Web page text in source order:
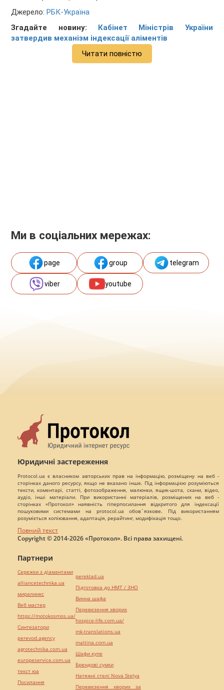
Джерело:РБК-Україна
Згадайте новину: Кабінет Міністрів України
затвердив механізм індексації аліментів
Читати повністю
Ми в соціальних мережах:
page group telegram
viber youtube
Юридичні застереження
Protocol.ua є власником авторських прав на інформацію, розміщену на веб -
сторінках даного ресурсу, якщо не вказано інше. Під інформацією розуміються
тексти, коментарі, статті, фотозображення, малюнки, ящик-шота, скани, відео,
аудіо, інші матеріали. При використанні матеріалів, розміщених на веб -
сторінках «Протокол» наявність гіперпосилання відкритого для індексації
пошуковими системами на protocol.ua обов`язкове. Під використанням
розуміється копіювання, адаптація, рерайтинг, модифікація тощо.
Повний текст
Copyright © 2014-2026 «Протокол». Всі права захищені.
Партнери
Сережки з діамантами
alliancetechnika.ua
миралинкс
Веб мастер
https://motokosmos.ua/
Синтезатори
perevod.agency
agrotechnika.com.ua
europeservice.com.ua
текст юа
Посилання
pereklad.ua
Підготовка до НМТ / ЗНО
Винна шафа
Перевезення хворих
hospice-life.com.ua/
mk-translations.ua
maltina.com.ua
Шафи купе
Брендові сумки
Натяжні стелі Nova Stelya
Перевезення хворих за